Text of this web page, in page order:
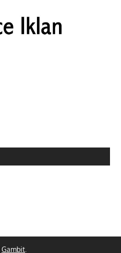
Gambit